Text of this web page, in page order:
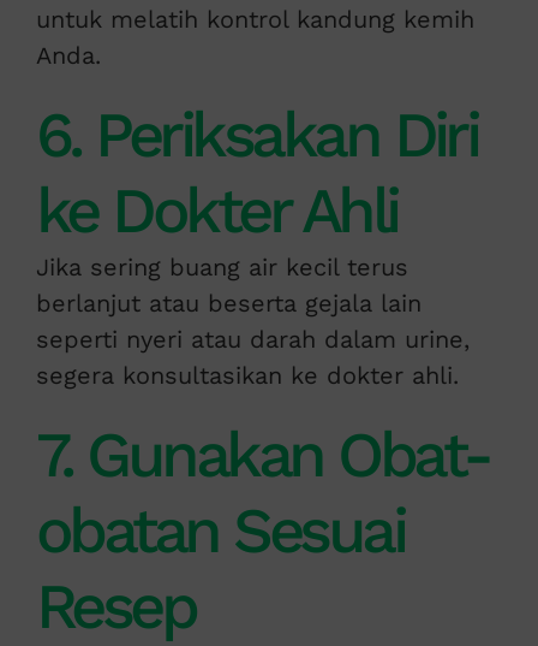
untuk melatih kontrol kandung kemih
Anda.
6. Periksakan Diri
ke Dokter Ahli
Jika sering buang air kecil terus
berlanjut atau beserta gejala lain
seperti nyeri atau darah dalam urine,
segera konsultasikan ke dokter ahli.
7. Gunakan Obat-
obatan Sesuai
Resep